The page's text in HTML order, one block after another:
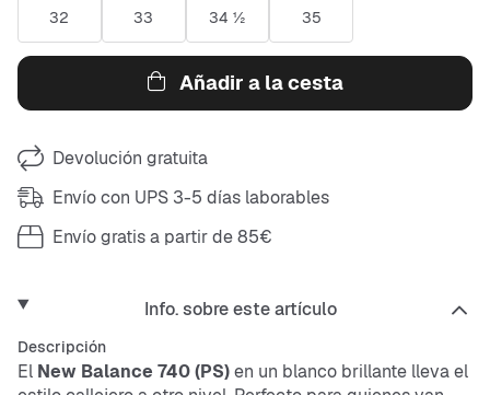
32 33 34 ½ 35
Añadir a la cesta
Devolución gratuita
Envío con UPS 3-5 días laborables
Envío gratis a partir de 85€
Info. sobre este artículo
Descripción
El New Balance 740 (PS)en un blanco brillante lleva el